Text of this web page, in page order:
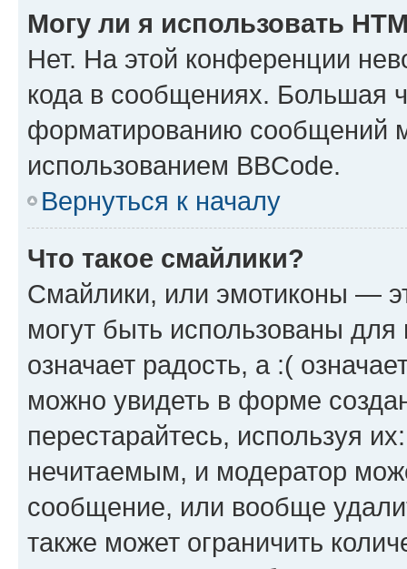
Могу ли я использовать
Нет. На этой конференции
кода в сообщениях. Большая
форматированию сообщений
использованием BBCode.
Вернуться к началу
Что такое смайлики?
Смайлики, или эмотиконы —
могут быть использованы
означает радость, а :(
можно увидеть в форме
перестарайтесь, используя
нечитаемым, и модератор
сообщение, или вообще
также может ограничить